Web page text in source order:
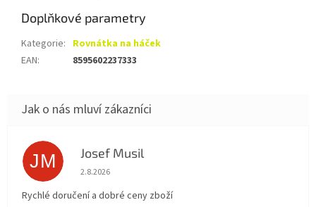
Doplňkové parametry
Kategorie: Rovnátka na háček
EAN: 8595602237333
JM Josef Musil
Hodnocení obchodu je 5 z 5 hvězdiček.
2.8.2026
Rychlé doručení a dobré ceny zboží